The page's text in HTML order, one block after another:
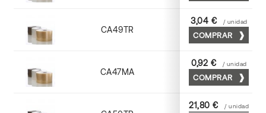
CA49TR Pp acrilica
3,04 € / unidad
COMPRAR
CA47MA Pp acrilica
0,92 € / unidad
COMPRAR
21,80 € / unidad